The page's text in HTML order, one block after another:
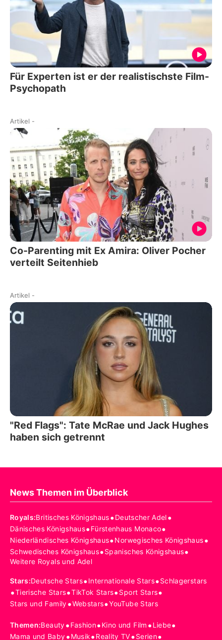
Für Experten ist er der realistischste Film-
Psychopath
Artikel -
Co-Parenting mit Ex Amira: Oliver Pocher
verteilt Seitenhieb
Artikel -
"Red Flags": Tate McRae und Jack Hughes
haben sich getrennt
News Themen im Überblick
Royals:Britisches Königshaus•Deutscher Adel•
Dänisches Königshaus•Fürstenhaus Monaco•
Niederländisches Königshaus•Norwegisches Königshaus•
Schwedisches Königshaus•Spanisches Königshaus•
Weitere Royals und Adel
Stars:Deutsche Stars•Internationale Stars•Schlagerstars
•Tierische Stars•TikTok Stars•Sport Stars•
Stars und Family•Webstars•YouTube Stars
Themen:Beauty•Fashion•Kino und Film •Liebe•
Mama und Baby•Musik•Reality TV•Serien•